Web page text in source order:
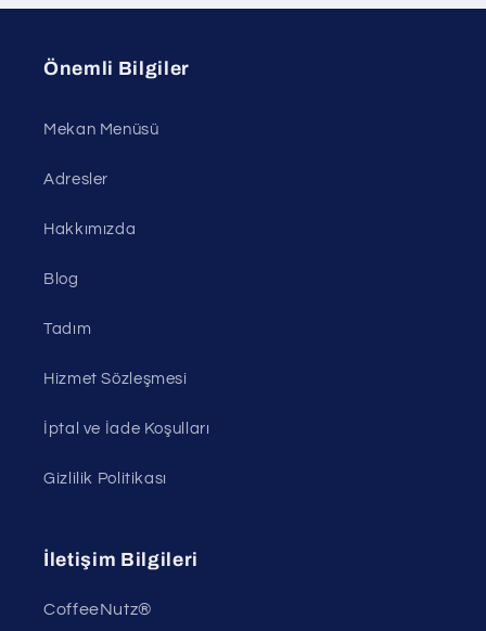
Önemli Bilgiler
Mekan Menüsü
Adresler
Hakkımızda
Blog
Tadım
Hizmet Sözleşmesi
İptal ve İade Koşulları
Gizlilik Politikası
İletişim Bilgileri
CoffeeNutz®